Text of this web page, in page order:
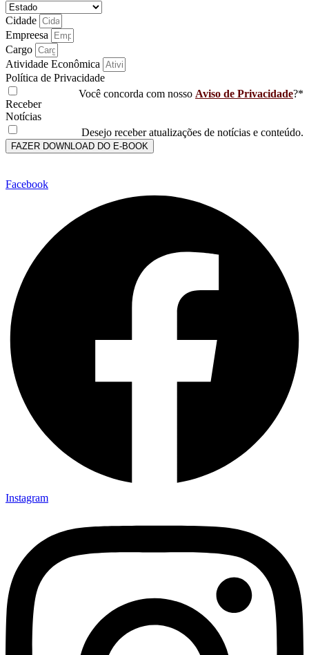
Cidade
Empreesa
Cargo
Atividade Econômica
Política de Privacidade
Você concorda com nosso Aviso de Privacidade?*
Receber
Notícias
Desejo receber atualizações de notícias e conteúdo.
FAZER DOWNLOAD DO E-BOOK
Facebook
Instagram